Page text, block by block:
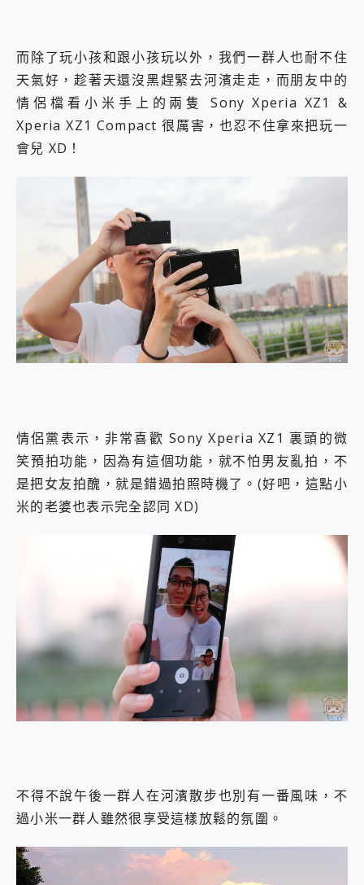
而除了玩小孩和跟小孩玩以外，我們一群人也耐不住
天氣好，趁著天還沒黑趕緊去河濱走走，而朋友中的
情侶檔看小米手上的兩隻 Sony Xperia XZ1 &
Xperia XZ1 Compact 很厲害，也忍不住拿來把玩一
會兒 XD！
情侶黨表示，非常喜歡 Sony Xperia XZ1 裏頭的微
笑預拍功能，因為有這個功能，就不怕男友亂拍，不
是把女友拍醜，就是錯過拍照時機了。(好吧，這點小
米的老婆也表示完全認同 XD)
不得不說午後一群人在河濱散步也別有一番風味，不
過小米一群人雖然很享受這樣放鬆的氛圍。